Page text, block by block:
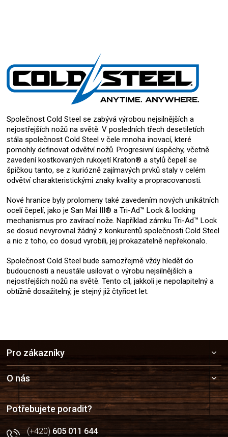
Společnost Cold Steel se zabývá výrobou nejsilnějších a
nejostřejších nožů na světě. V posledních třech desetiletích
stála společnost Cold Steel v čele mnoha inovací, které
pomohly definovat odvětví nožů. Progresivní úspěchy, včetně
zavedení kostkovaných rukojetí Kraton® a stylů čepelí se
špičkou tanto, se z kuriózně zajímavých prvků staly v celém
odvětví charakteristickými znaky kvality a propracovanosti.
Nové hranice byly prolomeny také zavedením nových unikátních
ocelí čepelí, jako je San Mai III® a Tri-Ad™ Lock & locking
mechanismus pro zavírací nože. Například zámku Tri-Ad™ Lock
se dosud nevyrovnal žádný z konkurentů společnosti Cold Steel
a nic z toho, co dosud vyrobili, jej prokazatelně nepřekonalo.
Společnost Cold Steel bude samozřejmě vždy hledět do
budoucnosti a neustále usilovat o výrobu nejsilnějších a
nejostřejších nožů na světě. Tento cíl, jakkoli je nepolapitelný a
obtížně dosažitelný, je stejný již čtyřicet let.
a
t
í
Pro zákazníky
O nás
Potřebujete poradit?
(+420)605 011 644